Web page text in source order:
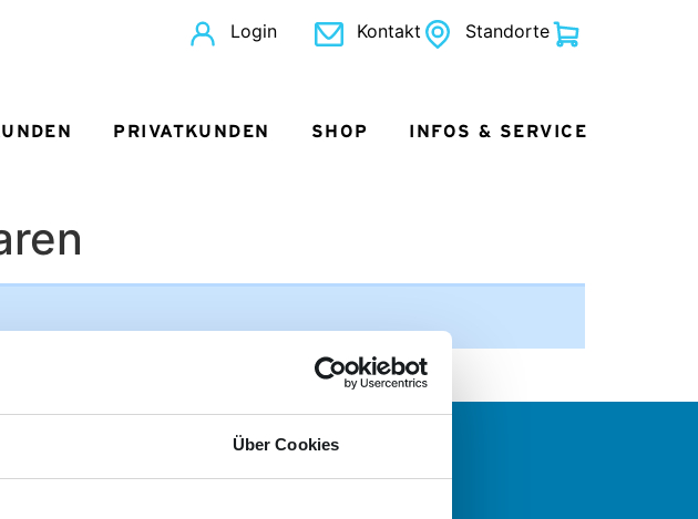
Über Cookies
Login Kontakt Standorte
PRIVATKUNDEN SHOP INFOS & SERVICE
Detail:
Sie wollen mehr?